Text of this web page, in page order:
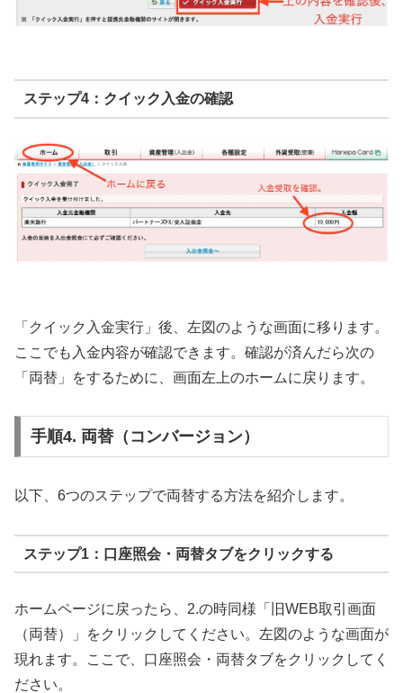
ステップ4：クイック入金の確認
「クイック入金実行」後、左図のような画面に移ります。
ここでも入金内容が確認できます。確認が済んだら次の
「両替」をするために、画面左上のホームに戻ります。
手順4. 両替（コンバージョン）
以下、6つのステップで両替する方法を紹介します。
ステップ1：口座照会・両替タブをクリックする
ホームページに戻ったら、2.の時同様「旧WEB取引画面
（両替）」をクリックしてください。左図のような画面が
現れます。ここで、口座照会・両替タブをクリックしてく
ださい。